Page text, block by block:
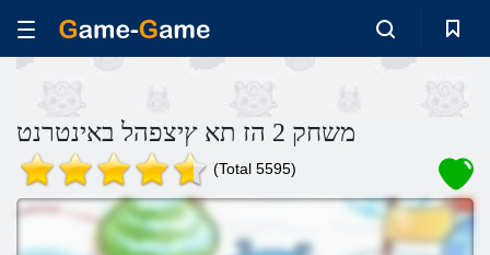
משחק 2 הז תא ץיצפהל באינטרנט
(Total 5595)